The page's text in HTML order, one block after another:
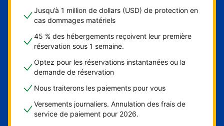
Jusqu’à 1 million de dollars (USD) de protection en
cas dommages matériels
45 % des hébergements reçoivent leur première
réservation sous 1 semaine.
Optez pour les réservations instantanées ou la
demande de réservation
Nous traiterons les paiements pour vous
Versements journaliers. Annulation des frais de
service de paiement pour 2026.